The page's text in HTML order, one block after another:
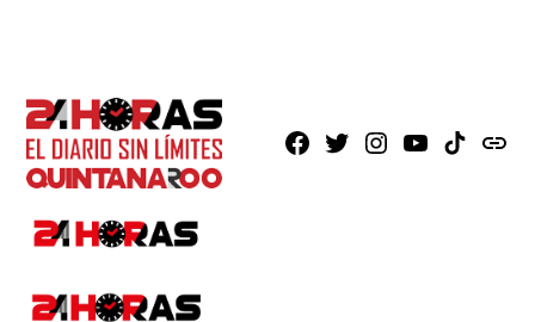
Facebook
X Instagram
YoutubeTikTokissuu